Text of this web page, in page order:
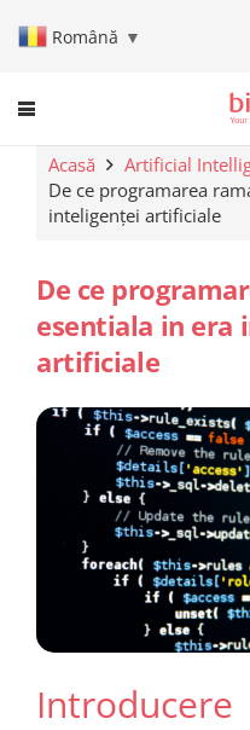
Română ▼
Acasă
Artificial
De ce programarea
inteligenței artificiale
De ce
esentiala in era
artificiale
Introducere